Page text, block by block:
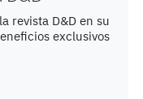
revista D&D en su
exclusivos